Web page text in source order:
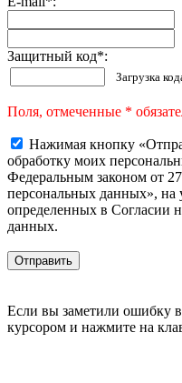
Защитный код*:
Загрузка
Поля, отмеченные *
Нажимая кнопку
обработку моих
Федеральным законом от
персональных данных», на
определенных в Согласии
данных.
Если вы заметили ошибку
курсором и нажмите на